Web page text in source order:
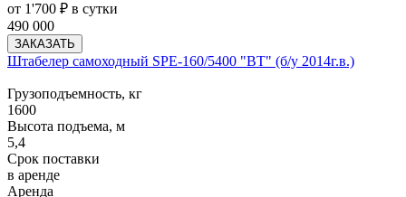
от 1'700 ₽ в сутки
490 000
ЗАКАЗАТЬ
Штабелер самоходный SPE-160/5400 "BT" (б/у 2014г.в.)
Грузоподъемность, кг
1600
Высота подъема, м
5,4
Срок поставки
в аренде
Аренда